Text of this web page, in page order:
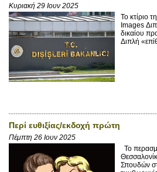
Κυριακή 29 Ιουν 2025
Το κτίριο
Images
δικαίου
Διπλή
Περί ευθιξίας/εκδοχή πρώτη
Πέμπτη 26 Ιουν 2025
Το
Σπουδών